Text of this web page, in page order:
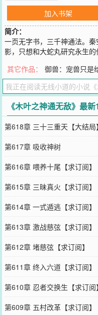
加入书架
简介：
一页无字书，三千神通法。
影，只想和大蛇丸研究永生的
育完全，别考虑那么多行么
您要是觉得《木叶之神通无敌
博微信里的朋友推荐哦！
其它作品： 御兽：宠兽只是
《木叶之神通无敌》最
第618章 三十三重天【大结局】
第617章 吸收神树
第616章 喂养十尾【求订阅】
第615章 三昧真火【求订阅】
第614章 一式遁逃【求订阅】
第613章 激战慈弦【求订阅】
第612章 堵慈弦【求订阅】
第611章 终入六道【求订阅】
第610章 忍者交换生【求订阅】
第609章 五村改革【求订阅】